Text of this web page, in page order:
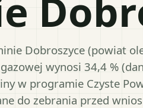
Dobroszyce (powiat
wynosi 34,4 %
w programie Czyste
do zebrania przed